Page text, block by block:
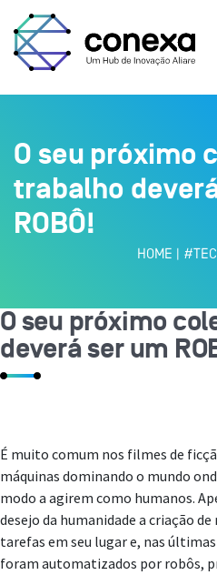
O seu próximo
trabalho
ROBÔ!
HOME |
O seu próximo
deverá ser um
É muito comum nos filmes de
máquinas dominando o mundo
modo a agirem como humanos.
desejo da humanidade a criação
tarefas em seu lugar e, nas
foram automatizados por robôs,